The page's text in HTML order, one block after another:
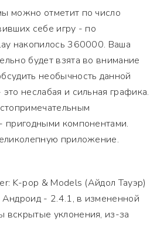
можно отметит по число
себе игру - по
накопилось 360000. Ваша
будет взята во внимание
необычность данной
неслабая и сильная графика.
пригодными компонентами.
приложение.
K-pop & Models (Айдол Тауэр)
- 2.4.1, в измененной
вскрытые уклонения, из-за